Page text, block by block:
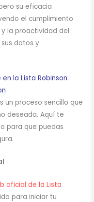
su eficacia
el cumplimiento
la proactividad del
datos y
la Lista Robinson:
un proceso sencillo que
deseada. Aquí te
para que puedas
oficial de la Lista
para iniciar tu